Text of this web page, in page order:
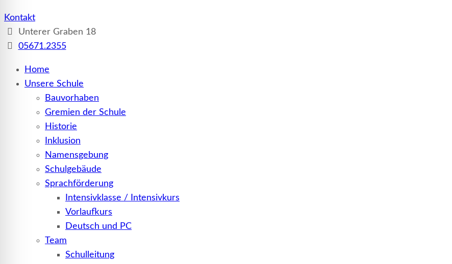
Kontakt
Unterer Graben 18
05671.2355
Home
Unsere Schule
Bauvorhaben
Gremien der Schule
Historie
Inklusion
Namensgebung
Schulgebäude
Sprachförderung
Intensivklasse / Intensivkurs
Vorlaufkurs
Deutsch und PC
Team
Schulleitung